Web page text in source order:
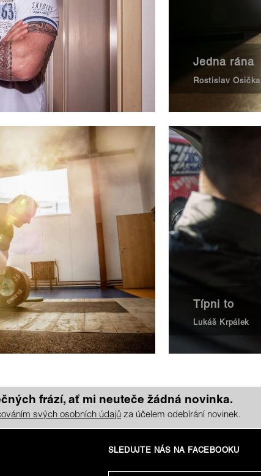
Jedna rána
Rostislav Osička
Típni to
Lukáš Krpálek
frází, ať mi neuteče žádná novinka.
svých osobních údajů za účelem odebírání novinek.
SLEDUJTE NÁS NA FACEBOOKU